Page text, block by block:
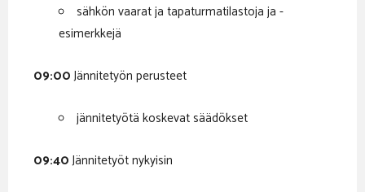
sähkön vaarat ja tapaturmatilastoja ja -
esimerkkejä
09:00Jännitetyön perusteet
jännitetyötä koskevat säädökset
09:40Jännitetyöt nykyisin